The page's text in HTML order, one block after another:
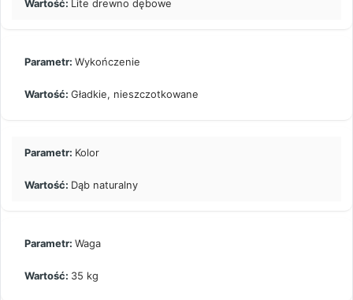
Lite drewno dębowe
Wykończenie
Gładkie, nieszczotkowane
Kolor
Dąb naturalny
Waga
35 kg